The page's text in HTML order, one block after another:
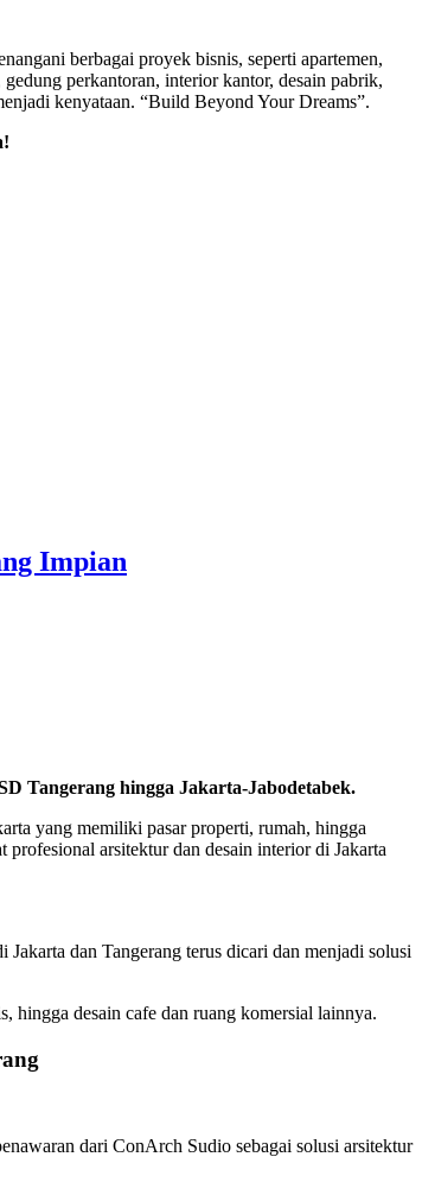
berbagai proyek bisnis, seperti apartemen,
perkantoran, interior kantor, desain pabrik,
kenyataan. “Build Beyond Your Dreams”.
Impian
Tangerang hingga Jakarta-Jabodetabek.
yang memiliki pasar properti, rumah, hingga
arsitektur dan desain interior di Jakarta
dan Tangerang terus dicari dan menjadi solusi
hingga desain cafe dan ruang komersial lainnya.
dari ConArch Sudio sebagai solusi arsitektur